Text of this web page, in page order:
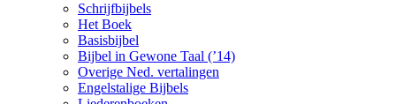
Schrijfbijbels
Het Boek
Basisbijbel
Bijbel in Gewone Taal (’14)
Overige Ned. vertalingen
Engelstalige Bijbels